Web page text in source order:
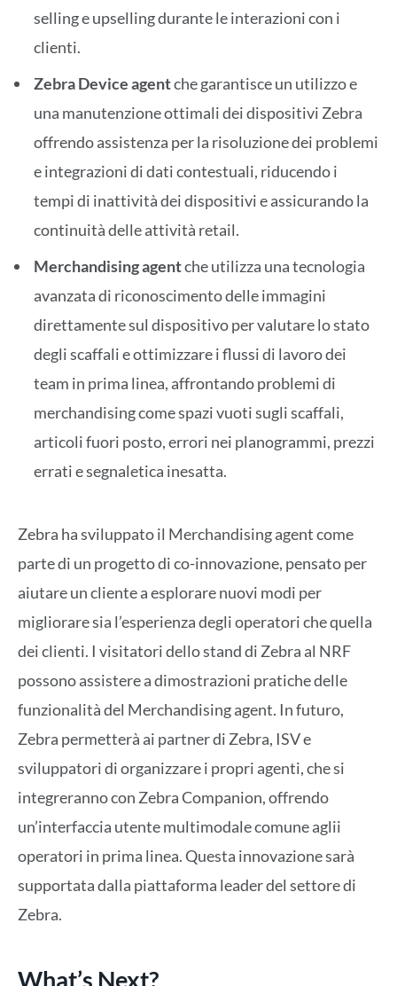
selling e upselling durante le interazioni con i
clienti.
Zebra Device agentche garantisce un utilizzo e
una manutenzione ottimali dei dispositivi Zebra
offrendo assistenza per la risoluzione dei problemi
e integrazioni di dati contestuali, riducendo i
tempi di inattività dei dispositivi e assicurando la
continuità delle attività retail.
Merchandising agentche utilizza una tecnologia
avanzata di riconoscimento delle immagini
direttamente sul dispositivo per valutare lo stato
degli scaffali e ottimizzare i flussi di lavoro dei
team in prima linea, affrontando problemi di
merchandising come spazi vuoti sugli scaffali,
articoli fuori posto, errori nei planogrammi, prezzi
errati e segnaletica inesatta.
Zebra ha sviluppato il Merchandising agent come
parte di un progetto di co-innovazione, pensato per
aiutare un cliente a esplorare nuovi modi per
migliorare sia l’esperienza degli operatori che quella
dei clienti. I visitatori dello stand di Zebra al NRF
possono assistere a dimostrazioni pratiche delle
funzionalità del Merchandising agent. In futuro,
Zebra permetterà ai partner di Zebra, ISV e
sviluppatori di organizzare i propri agenti, che si
integreranno con Zebra Companion, offrendo
un’interfaccia utente multimodale comune aglii
operatori in prima linea. Questa innovazione sarà
supportata dalla piattaforma leader del settore di
Zebra.
What’s Next?